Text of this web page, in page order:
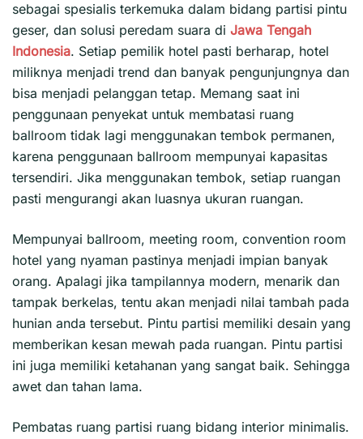
sebagai spesialis terkemuka dalam bidang partisi pintu
geser, dan solusi peredam suara di Jawa Tengah
Indonesia. Setiap pemilik hotel pasti berharap, hotel
miliknya menjadi trend dan banyak pengunjungnya dan
bisa menjadi pelanggan tetap. Memang saat ini
penggunaan penyekat untuk membatasi ruang
ballroom tidak lagi menggunakan tembok permanen,
karena penggunaan ballroom mempunyai kapasitas
tersendiri. Jika menggunakan tembok, setiap ruangan
pasti mengurangi akan luasnya ukuran ruangan.
Mempunyai ballroom, meeting room, convention room
hotel yang nyaman pastinya menjadi impian banyak
orang. Apalagi jika tampilannya modern, menarik dan
tampak berkelas, tentu akan menjadi nilai tambah pada
hunian anda tersebut. Pintu partisi memiliki desain yang
memberikan kesan mewah pada ruangan. Pintu partisi
ini juga memiliki ketahanan yang sangat baik. Sehingga
awet dan tahan lama.
Pembatas ruang partisi ruang bidang interior minimalis.